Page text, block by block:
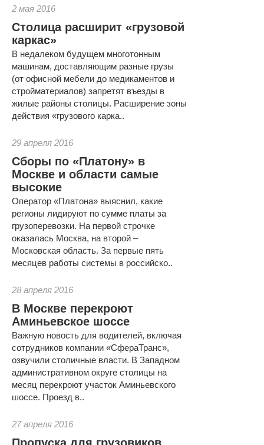
2 мая 2016
Столица расширит «грузовой
каркас»
В недалеком будущем многотонным
машинам, доставляющим разные грузы
(от офисной мебели до медикаментов и
стройматериалов) запретят въезды в
жилые районы столицы. Расширение зоны
действия «грузового карка..
29 апреля 2016
Сборы по «Платону» в
Москве и области самые
высокие
Оператор «Платона» выяснил, какие
регионы лидируют по сумме платы за
грузоперевозки. На первой строчке
оказалась Москва, на второй –
Московская область. За первые пять
месяцев работы системы в российско..
28 апреля 2016
В Москве перекроют
Аминьевское шоссе
Важную новость для водителей, включая
сотрудников компании «СфераТранс»,
озвучили столичные власти. В Западном
административном округе столицы на
месяц перекроют участок Аминьевского
шоссе. Проезд в..
27 апреля 2016